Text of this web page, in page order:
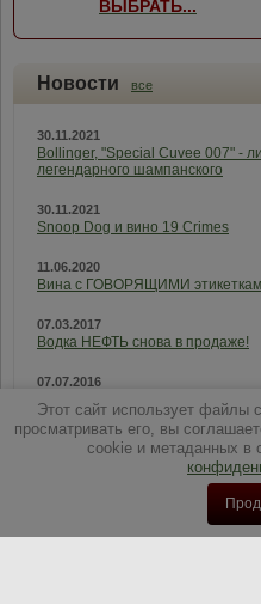
Этот сайт использует файлы
просматривать его, вы
cookie и метаданных в
ВЫБРАТЬ...
Новости все
30.11.2021
Bollinger, "Special Cuvee 007" -
легендарного шампанского
30.11.2021
Snoop Dog и вино 19 Crimes
11.06.2020
Вина с ГОВОРЯЩИМИ
07.03.2017
Водка НЕФТЬ снова в продаже!
07.07.2016
АНОНС. Шоу-Дегустация RIEDEL